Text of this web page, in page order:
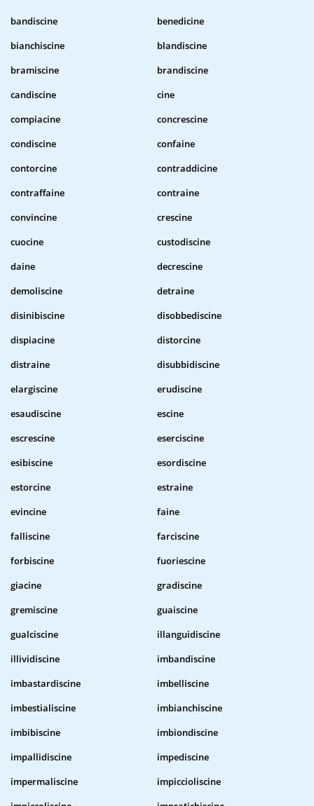
bandiscine
benedicine
bianchiscine
blandiscine
bramiscine
brandiscine
candiscine
cine
compiacine
concrescine
condiscine
confaine
contorcine
contraddicine
contraffaine
contraine
convincine
crescine
cuocine
custodiscine
daine
decrescine
demoliscine
detraine
disinibiscine
disobbediscine
dispiacine
distorcine
distraine
disubbidiscine
elargiscine
erudiscine
esaudiscine
escine
escrescine
eserciscine
esibiscine
esordiscine
estorcine
estraine
evincine
faine
falliscine
farciscine
forbiscine
fuoriescine
giacine
gradiscine
gremiscine
guaiscine
gualciscine
illanguidiscine
illividiscine
imbandiscine
imbastardiscine
imbelliscine
imbestialiscine
imbianchiscine
imbibiscine
imbiondiscine
impallidiscine
impediscine
impermaliscine
impiccioliscine